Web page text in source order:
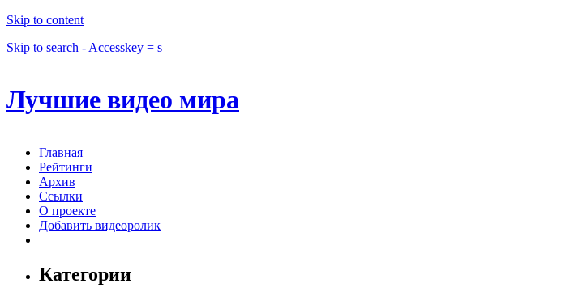
Skip to content
Skip to search - Accesskey = s
Лучшие видео мира
Главная
Рейтинги
Архив
Ссылки
О проекте
Добавить видеоролик
Категории